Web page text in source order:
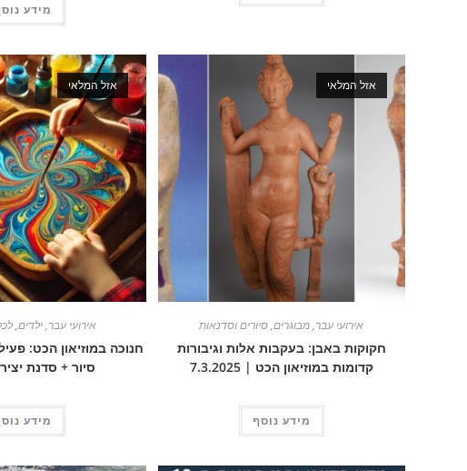
מידע
אזל המלאי
אירועי עבר,ילדים,
חנוכה במוזיאון הכט:
סיור + סדנת
מידע
אזל המלאי
אירועי עבר,מבוגרים,סיורים וסדנאות
חקוקות באבן: בעקבות אלות וגיבורות
קדומות במוזיאון הכט | 7.3.2025
מידע נוסף